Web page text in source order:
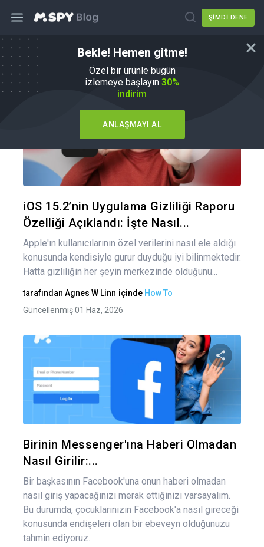
ŞIMDI DENE
Bekle! Hemen gitme!
Özel bir ürünle bugün
izlemeye başlayın 30%
indirim
ANLAŞMAYI AL
Nasıl Yapılır
iOS 15.2’nin Uygulama Gizliliği Raporu
Özelliği Açıklandı: İşte Nasıl...
Apple'ın kullanıcılarının özel verilerini nasıl ele aldığı
konusunda kendisiyle gurur duyduğu iyi bilinmektedir.
Hatta gizliliğin her şeyin merkezinde olduğunu...
tarafından Agnes W Linn içinde How To
Güncellenmiş 01 Haz, 2026
Birinin Messenger'ına Haberi Olmadan
Nasıl Girilir:...
Bir başkasının Facebook'una onun haberi olmadan
nasıl giriş yapacağınızı merak ettiğinizi varsayalım.
Bu durumda, çocuklarınızın Facebook'a nasıl gireceği
konusunda endişeleri olan bir ebeveyn olduğunuzu
tahmin ediyoruz.